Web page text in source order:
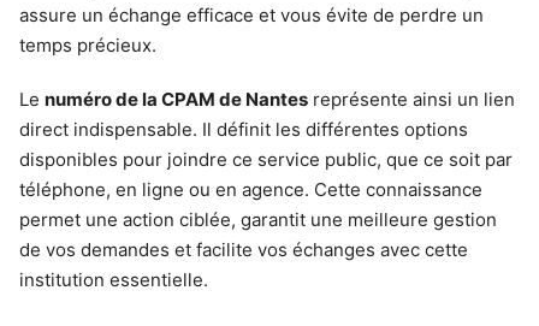
assure un échange efficace et vous évite de perdre un
temps précieux.
Le numéro de la CPAM de Nantes représente ainsi un lien
direct indispensable. Il définit les différentes options
disponibles pour joindre ce service public, que ce soit par
téléphone, en ligne ou en agence. Cette connaissance
permet une action ciblée, garantit une meilleure gestion
de vos demandes et facilite vos échanges avec cette
institution essentielle.